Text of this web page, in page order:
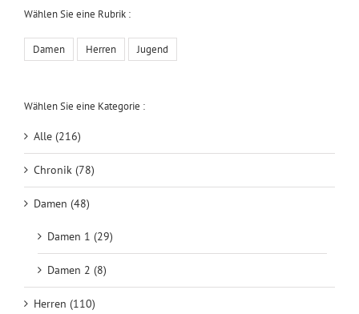
Wählen Sie eine Rubrik :
Damen Herren Jugend
Wählen Sie eine Kategorie :
Alle (216)
Chronik (78)
Damen (48)
Damen 1 (29)
Damen 2 (8)
Herren (110)